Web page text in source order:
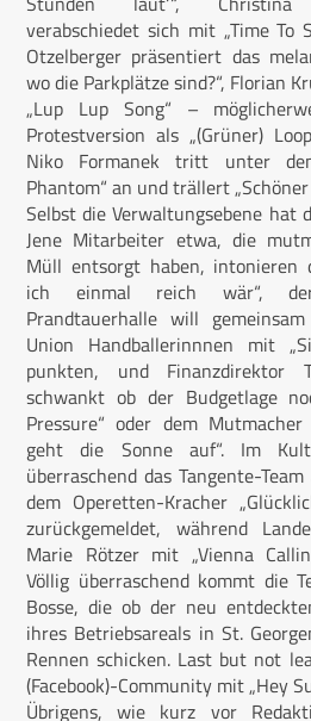
verabschiedet sich mit „Time To
Otzelberger präsentiert das
wo die Parkplätze sind?“, Florian
„Lup Lup Song“ –
Protestversion als „(Grüner)
Niko Formanek tritt unter
Phantom“ an und trällert
Selbst die Verwaltungsebene hat
Jene Mitarbeiter etwa, die
Müll entsorgt haben, intonieren
ich einmal reich wär“,
Prandtauerhalle will
Union Handballerinnnen mit
punkten, und Finanzdirektor
schwankt ob der Budgetlage
Pressure“ oder dem
geht die Sonne auf“. Im
überraschend das Tangente-
dem Operetten-Kracher
zurückgemeldet, während
Marie Rötzer mit „Vienna
Völlig überraschend kommt die
Bosse, die ob der neu
ihres Betriebsareals in St.
Rennen schicken. Last but not
(Facebook)-Community mit „Hey
Übrigens, wie kurz vor